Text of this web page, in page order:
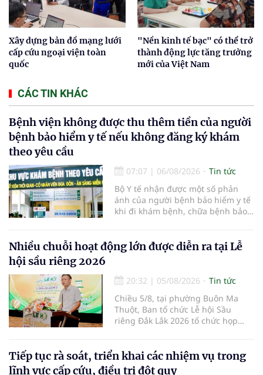
Xây dựng bản đồ mạng lưới
cấp cứu ngoại viện toàn
quốc
"Nền kinh tế bạc" có thể trở
thành động lực tăng trưởng
mới của Việt Nam
CÁC TIN KHÁC
Bệnh viện không được thu thêm tiền của người
bệnh bảo hiểm y tế nếu không đăng ký khám
theo yêu cầu
07:07 | 06/08/2026
Tin tức
Bộ Y tế nhận được một số phản
ánh của người bệnh bảo hiểm y tế
khi đi khám bệnh, chữa bệnh bảo
bệnh, chữa bệnh theo yêu cầu
nhưng vẫn phải nộp thêm các chi
phần cùng chi trả.
Nhiều chuỗi hoạt động lớn được diễn ra tại Lễ
hội sầu riêng 2026
20:32 | 05/08/2026
Tin tức
Chiều 5/8, tại phường Buôn Ma
Thuột, Ban tổ chức Lễ hội Sầu
riêng Đắk Lắk 2026 tổ chức họp
hội Sầu riêng Đắk Lắk năm 2026 có
chủ đề “Sầu riêng Đắk Lắk – Kết nối
Tiếp tục rà soát, triển khai các nhiệm vụ trong
lĩnh vực cấp cứu, điều trị đột quỵ